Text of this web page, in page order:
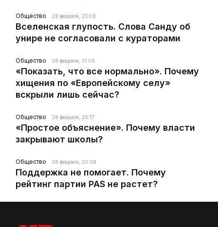
Общество 28 февраля, 23:00
Вселенская глупость. Слова Санду об
унире не согласовали с кураторами
Общество 28 февраля, 21:09
«Показать, что все нормально». Почему
хищения по «Европейскому селу»
вскрыли лишь сейчас?
Общество 28 февраля, 20:17
«Простое объяснение». Почему власти
закрывают школы?
Общество 28 февраля, 20:08
Поддержка не помогает. Почему
рейтинг партии PAS не растет?